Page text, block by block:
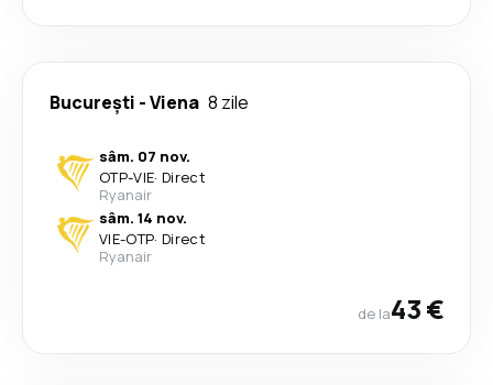
București -Viena 8 zile
sâm. 07 nov.
OTP-VIE· Direct
Ryanair
sâm. 14 nov.
VIE-OTP· Direct
Ryanair
de la43 €